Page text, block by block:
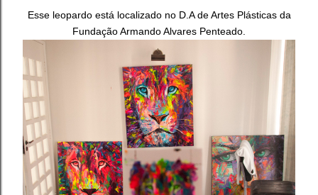
Esse leopardo está localizado no D.A de Artes Plásticas da
Fundação Armando Alvares Penteado.